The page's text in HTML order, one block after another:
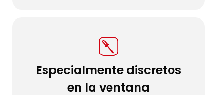
Especialmente discretos
en la ventana